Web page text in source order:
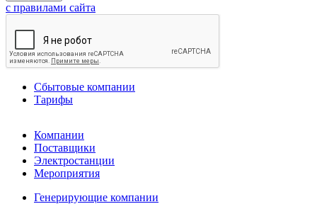
с правилами сайта
Сбытовые компании
Тарифы
Компании
Поставщики
Электростанции
Мероприятия
Генерирующие компании